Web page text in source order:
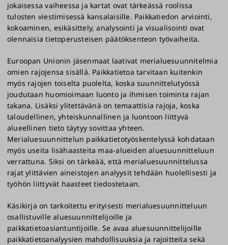
jokaisessa vaiheessa ja kartat ovat tärkeässä roolissa
tulosten viestimisessä kansalaisille. Paikkatiedon arviointi,
kokoaminen, esikäsittely, analysointi ja visualisointi ovat
olennaisia tietoperusteisen päätöksenteon työvaiheita.
Euroopan Unionin jäsenmaat laativat merialuesuunnitelmia
omien rajojensa sisällä. Paikkatietoa tarvitaan kuitenkin
myös rajojen toiselta puolelta, koska suunnittelutyössä
joudutaan huomioimaan luonto ja ihmisen toiminta rajan
takana. Lisäksi ylitettävänä on temaattisia rajoja, koska
taloudellinen, yhteiskunnallinen ja luontoon liittyvä
alueellinen tieto täytyy sovittaa yhteen.
Merialuesuunnittelun paikkatietotyöskentelyssä kohdataan
myös useita lisähaasteita maa-alueiden aluesuunnitteluun
verrattuna. Siksi on tärkeää, että merialuesuunnittelussa
rajat ylittävien aineistojen analyysit tehdään huolellisesti ja
työhön liittyvät haasteet tiedostetaan.
Käsikirja on tarkoitettu erityisesti merialuesuunnitteluun
osallistuville aluesuunnittelijoille ja
paikkatietoasiantuntijoille. Se avaa aluesuunnittelijoille
paikkatietoanalyysien mahdollisuuksia ja rajoitteita sekä